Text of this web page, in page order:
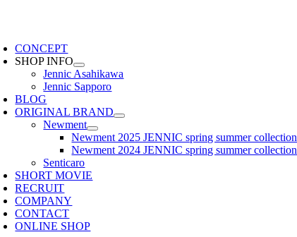
CONCEPT
SHOP INFO
Jennic Asahikawa
Jennic Sapporo
BLOG
ORIGINAL BRAND
Newment
Newment 2025 JENNIC spring summer collection
Newment 2024 JENNIC spring summer collection
Senticaro
SHORT MOVIE
RECRUIT
COMPANY
CONTACT
ONLINE SHOP